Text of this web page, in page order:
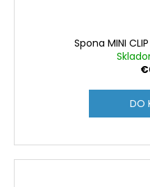
Spona MINI
DO